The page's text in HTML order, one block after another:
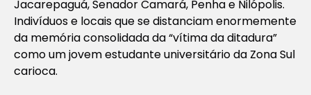
Jacarepaguá, Senador Camará, Penha e Nilópolis.
Indivíduos e locais que se distanciam enormemente
da memória consolidada da “vítima da ditadura”
como um jovem estudante universitário da Zona Sul
carioca.